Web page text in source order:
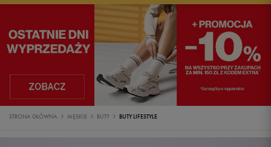
STRONA GŁÓWNA MĘSKIE BUTY BUTY LIFESTYLE